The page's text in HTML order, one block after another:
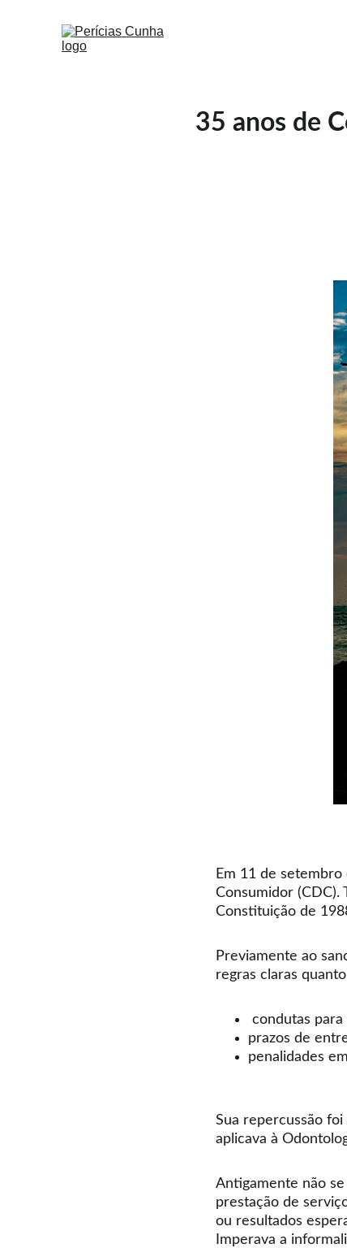
35 anos de
Em 11 de
Consumidor (CDC).
Constituição de
Previamente ao
regras claras
condutas
prazos de
penalidades
Sua repercussão
aplicava à
Antigamente não
prestação de
ou resultados
Imperava a